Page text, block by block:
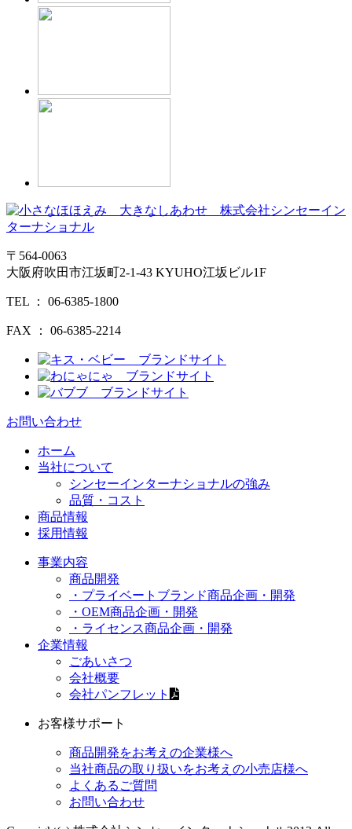
〒564-0063
大阪府吹田市江坂町2-1-43 KYUHO江坂ビル1F
TEL ： 06-6385-1800
FAX ： 06-6385-2214
お問い合わせ
ホーム
当社について
シンセーインターナショナルの強み
品質・コスト
商品情報
採用情報
事業内容
商品開発
・プライベートブランド商品企画・開発
・OEM商品企画・開発
・ライセンス商品企画・開発
企業情報
ごあいさつ
会社概要
会社パンフレット
お客様サポート
商品開発をお考えの企業様へ
当社商品の取り扱いをお考えの小売店様へ
よくあるご質問
お問い合わせ